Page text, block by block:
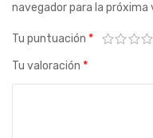
navegador para la
Tu puntuación *
Tu valoración *